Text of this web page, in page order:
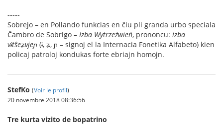
-----
Sobrejo – en Pollando funkcias en ĉiu pli granda urbo speciala
Ĉambro de Sobrigo – Izba Wytrzeźwień, prononcu: izba
vɨtŝeʑvjeɲ (ɨ, ʑ, ɲ – signoj el la Internacia Fonetika Alfabeto) kien
policaj patroloj kondukas forte ebriajn homojn.
StefKo (Voir le profil)
20 novembre 2018 08:36:56
Tre kurta vizito de bopatrino